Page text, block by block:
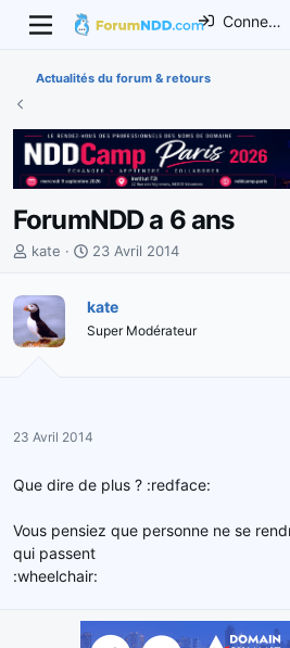
Connexion
Actualités du forum & retours
ForumNDD a 6 ans
I
i
t
i
r
e
a
d
i
kate
D
e
d
u
23 Avril 2014
kate
Super Modérateur
23 Avril 2014
Que dire de plus ? :redface:
Vous pensiez que personne ne se
qui passent
:wheelchair: